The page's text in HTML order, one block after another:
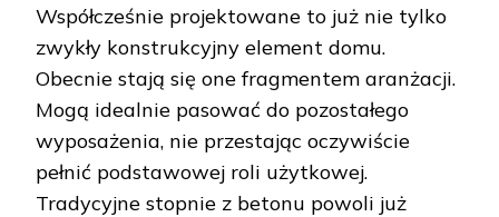
Współcześnie projektowane to już nie tylko
zwykły konstrukcyjny element domu.
Obecnie stają się one fragmentem aranżacji.
Mogą idealnie pasować do pozostałego
wyposażenia, nie przestając oczywiście
pełnić podstawowej roli użytkowej.
Tradycyjne stopnie z betonu powoli już